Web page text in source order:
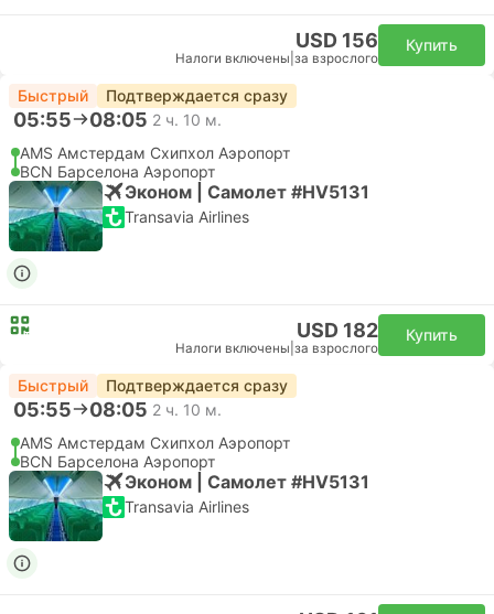
USD 156
Налоги включены за взрослого
Купить
Быстрый Подтверждается сразу
05:55 08:05 2 ч. 10 м.
AMS Амстердам Cхипхол Аэропорт
BCN Барселона Аэропорт
Эконом | Самолет #HV5131
Transavia Airlines
USD 182
Налоги включены за взрослого
Купить
Быстрый Подтверждается сразу
05:55 08:05 2 ч. 10 м.
AMS Амстердам Cхипхол Аэропорт
BCN Барселона Аэропорт
Эконом | Самолет #HV5131
Transavia Airlines